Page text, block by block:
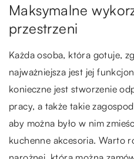
Maksymalne
przestrzeni
Każda osoba, która gotuje,
najważniejsza jest jej
konieczne jest stworzenie
pracy, a także takie
aby można było w nim
kuchenne akcesoria. Warto